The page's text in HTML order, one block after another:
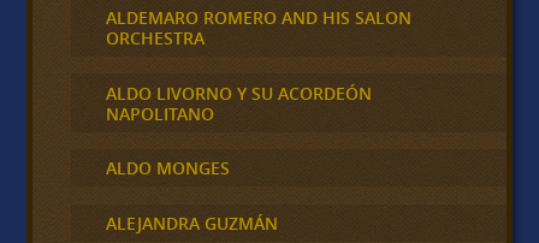
ALDEMARO ROMERO AND HIS SALON
ORCHESTRA
ALDO LIVORNO Y SU ACORDEÓN
NAPOLITANO
ALDO MONGES
ALEJANDRA GUZMÁN